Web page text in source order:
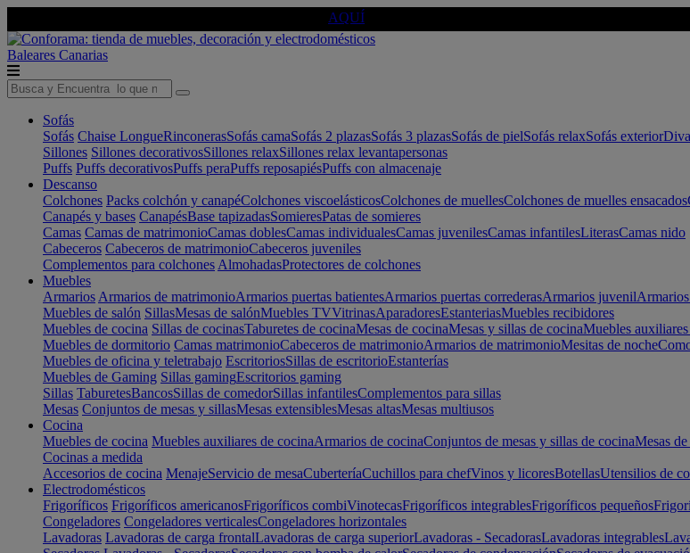
AQUÍ
Baleares Canarias
Sofás
Sofás Chaise LongueRinconerasSofás camaSofás 2 plazasSofás 3 plazasSofás de pielSofás relaxSofás exterior
Sillones Sillones decorativosSillones relaxSillones relax levantapersonas
Puffs Puffs decorativosPuffs peraPuffs reposapiésPuffs con almacenaje
Descanso
Colchones Packs colchón y canapéColchones viscoelásticosColchones de muellesColchones de muelles ensacados
Canapés y bases CanapésBase tapizadasSomieresPatas de somieres
Camas Camas de matrimonioCamas doblesCamas individualesCamas juvenilesCamas infantilesLiterasCamas nido
Cabeceros Cabeceros de matrimonioCabeceros juveniles
Complementos para colchones AlmohadasProtectores de colchones
Muebles
Armarios Armarios de matrimonioArmarios puertas batientesArmarios puertas correderasArmarios juvenil
Muebles de salón SillasMesas de salónMuebles TVVitrinasAparadoresEstanteriasMuebles recibidores
Muebles de cocina Sillas de cocinasTaburetes de cocinaMesas de cocinaMesas y sillas de cocinaMuebles
Muebles de dormitorio Camas matrimonioCabeceros de matrimonioArmarios de matrimonioMesitas de noche
Muebles de oficina y teletrabajo EscritoriosSillas de escritorioEstanterías
Muebles de Gaming Sillas gamingEscritorios gaming
Sillas TaburetesBancosSillas de comedorSillas infantilesComplementos para sillas
Mesas Conjuntos de mesas y sillasMesas extensiblesMesas altasMesas multiusos
Cocina
Muebles de cocina Muebles auxiliares de cocinaArmarios de cocinaConjuntos de mesas y sillas de cocinaMesas
Cocinas a medida
Accesorios de cocina MenajeServicio de mesaCuberteríaCuchillos para chefVinos y licoresBotellasUtensilios de
Electrodomésticos
Frigoríficos Frigoríficos americanosFrigoríficos combiVinotecasFrigoríficos integrablesFrigoríficos pequeños
Congeladores Congeladores verticalesCongeladores horizontales
Lavadoras Lavadoras de carga frontalLavadoras de carga superiorLavadoras - SecadorasLavadoras integrables